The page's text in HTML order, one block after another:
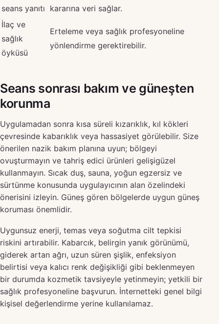
seans yanıtı kararına veri sağlar.
İlaç ve
sağlık
öyküsü
Erteleme veya sağlık profesyoneline
yönlendirme gerektirebilir.
Seans sonrası bakım ve güneşten
korunma
Uygulamadan sonra kısa süreli kızarıklık, kıl kökleri
çevresinde kabarıklık veya hassasiyet görülebilir. Size
önerilen nazik bakım planına uyun; bölgeyi
ovuşturmayın ve tahriş edici ürünleri gelişigüzel
kullanmayın. Sıcak duş, sauna, yoğun egzersiz ve
sürtünme konusunda uygulayıcının alan özelindeki
önerisini izleyin. Güneş gören bölgelerde uygun güneş
koruması önemlidir.
Uygunsuz enerji, temas veya soğutma cilt tepkisi
riskini artırabilir. Kabarcık, belirgin yanık görünümü,
giderek artan ağrı, uzun süren şişlik, enfeksiyon
belirtisi veya kalıcı renk değişikliği gibi beklenmeyen
bir durumda kozmetik tavsiyeyle yetinmeyin; yetkili bir
sağlık profesyoneline başvurun. İnternetteki genel bilgi
kişisel değerlendirme yerine kullanılamaz.